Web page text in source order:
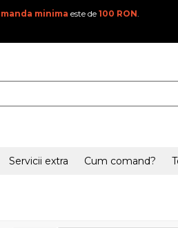
minima este de 100 RON.
Servicii extra Cum comand?